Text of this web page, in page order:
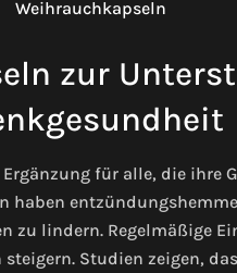
zur
für alle, die ihre
haben
zu lindern. Regelmäßige
Studien zeigen,